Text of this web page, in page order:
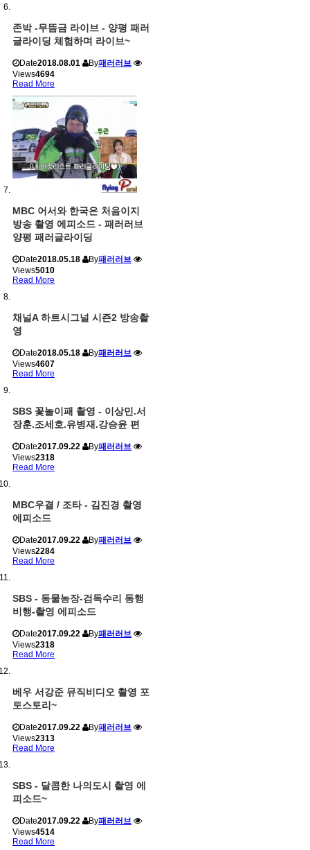
존박 -무뜸금 라이브 - 양평 패러
글라이딩 체험하며 라이브~
Date2018.08.01 By패러러브
Views4694
Read More
MBC 어서와 한국은 처음이지
방송 촬영 에피소드 - 패러러브
양평 패러글라이딩
Date2018.05.18 By패러러브
Views5010
Read More
채널A 하트시그널 시즌2 방송촬
영
Date2018.05.18 By패러러브
Views4607
Read More
SBS 꽃놀이패 촬영 - 이상민.서
장훈.조세호.유병재.강승윤 편
Date2017.09.22 By패러러브
Views2318
Read More
MBC우결 / 조타 - 김진경 촬영
에피소드
Date2017.09.22 By패러러브
Views2284
Read More
SBS - 동물농장-검독수리 동행
비행-촬영 에피소드
Date2017.09.22 By패러러브
Views2318
Read More
베우 서강준 뮤직비디오 촬영 포
토스토리~
Date2017.09.22 By패러러브
Views2313
Read More
SBS - 달콤한 나의도시 촬영 에
피소드~
Date2017.09.22 By패러러브
Views4514
Read More